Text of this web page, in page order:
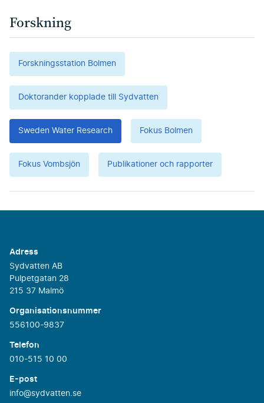
Forskning
Forskningsstation Bolmen
Doktorander kopplade till Sydvatten
Sweden Water Research Fokus Bolmen
Fokus Vombsjön Publikationer och rapporter
Adress
Sydvatten AB
Pulpetgatan 28
215 37 Malmö
Organisationsnummer
556100-9837
Telefon
010-515 10 00
E-post
info@sydvatten.se